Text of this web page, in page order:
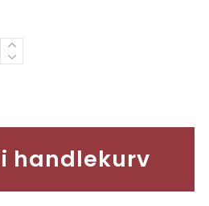
handlekurv